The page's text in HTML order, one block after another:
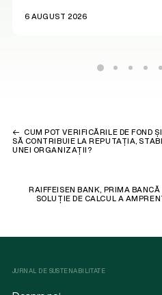
6 AUGUST 2026
CUM POT VERIFICĂRILE DE FOND
SĂ CONTRIBUIE LA REPUTAȚIA,
UNEI ORGANIZAȚII?
RAIFFEISEN BANK, PRIMA
SOLUȚIE DE CALCUL A
JURNAL DE SUSTENABILITATE